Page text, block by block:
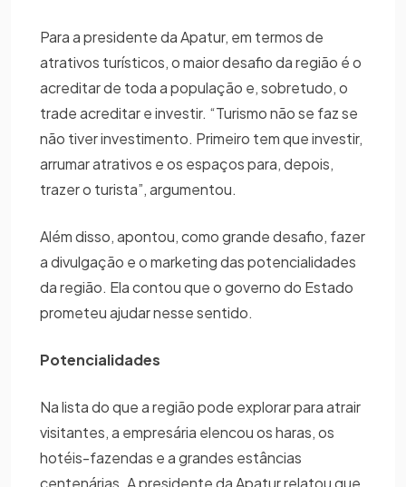
Para a presidente da Apatur, em termos de
atrativos turísticos, o maior desafio da região é o
acreditar de toda a população e, sobretudo, o
trade acreditar e investir. “Turismo não se faz se
não tiver investimento. Primeiro tem que investir,
arrumar atrativos e os espaços para, depois,
trazer o turista”, argumentou.
Além disso, apontou, como grande desafio, fazer
a divulgação e o marketing das potencialidades
da região. Ela contou que o governo do Estado
prometeu ajudar nesse sentido.
Potencialidades
Na lista do que a região pode explorar para atrair
visitantes, a empresária elencou os haras, os
hotéis-fazendas e a grandes estâncias
centenárias. A presidente da Apatur relatou que